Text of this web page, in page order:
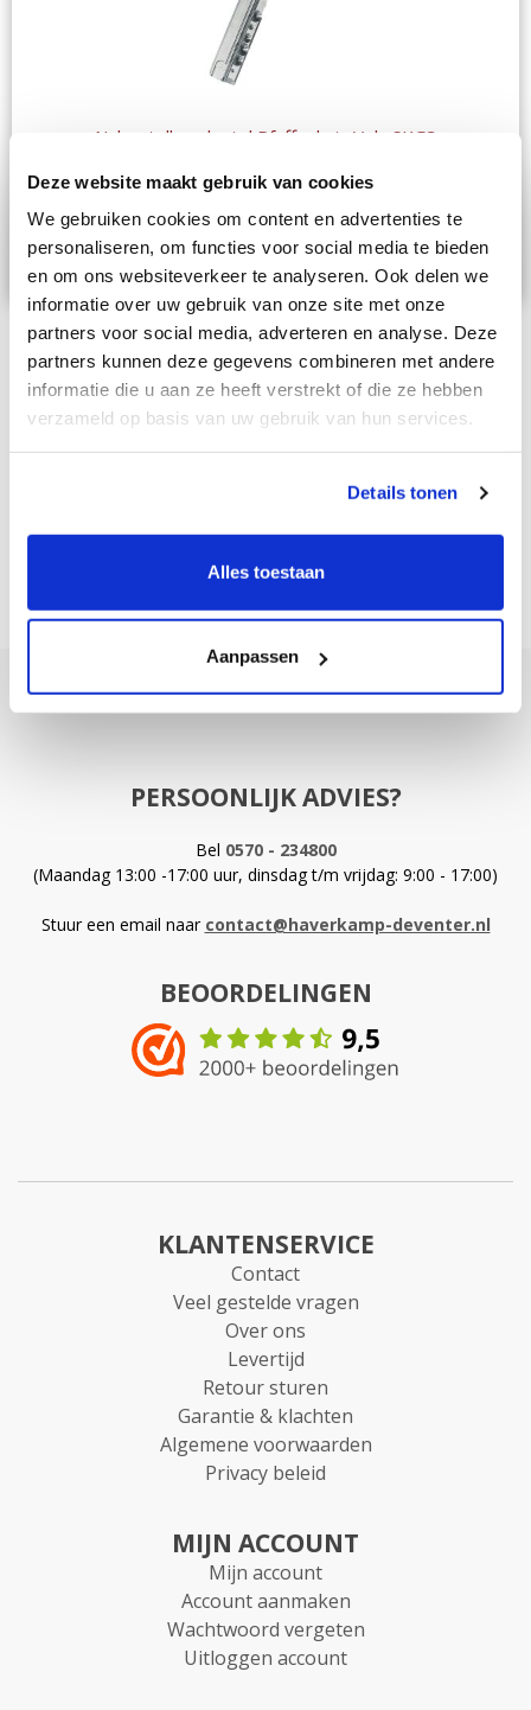
Deze website maakt gebruik van cookies
We gebruiken cookies om content en advertenties te
personaliseren, om functies voor social media te bieden
en om ons websiteverkeer te analyseren. Ook delen we
informatie over uw gebruik van onze site met onze
partners voor social media, adverteren en analyse. Deze
partners kunnen deze gegevens combineren met andere
informatie die u aan ze heeft verstrekt of die ze hebben
verzameld op basis van uw gebruik van hun services.
Details tonen
Alles toestaan
Aanpassen
Nabestellen sleutel Pfaffenhain Vela SKG3
€ 21,50
In Winkelwagen
Toon
PERSOONLIJK ADVIES?
Bel 0570 - 234800
(Maandag 13:00 -17:00 uur, dinsdag t/m vrijdag: 9:00 - 17:00)
Stuur een email naar contact@haverkamp-deventer.nl
BEOORDELINGEN
KLANTENSERVICE
Contact
Veel gestelde vragen
Over ons
Levertijd
Retour sturen
Garantie & klachten
Algemene voorwaarden
Privacy beleid
MIJN ACCOUNT
Mijn account
Account aanmaken
Wachtwoord vergeten
Uitloggen account